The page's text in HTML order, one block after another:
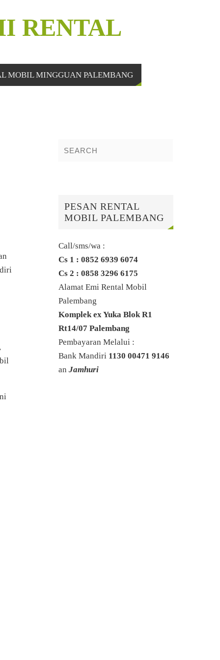
RENTAL
MOBIL MINGGUAN PALEMBANG
PESAN RENTAL
MOBIL PALEMBANG
Call/sms/wa :
Cs 1 : 0852 6939 6074
Cs 2 : 0858 3296 6175
Alamat Emi Rental Mobil
Palembang
Komplek ex Yuka Blok R1
Rt14/07 Palembang
Pembayaran Melalui :
Bank Mandiri 1130 00471 9146
anJamhuri